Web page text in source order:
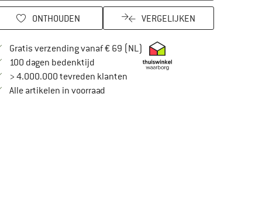
ONTHOUDEN VERGELIJKEN
Gratis verzending vanaf € 69 (NL) Vind hier de
100 dagen bedenktijdVind de betalingsinformatie hier! Opent in
> 4.000.000 tevreden klanten
Alle artikelen in voorraad